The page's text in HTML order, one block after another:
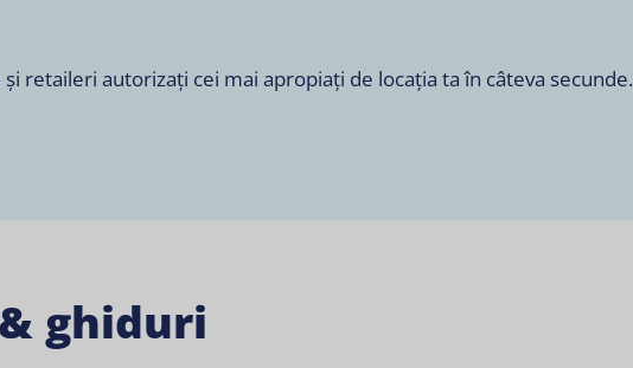
retaileri autorizați cei mai apropiați de locația ta în câteva secunde.
ghiduri